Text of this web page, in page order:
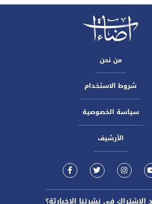
من نحن
شروط الاستخدام
سياسة الخصوصية
الأرشيف